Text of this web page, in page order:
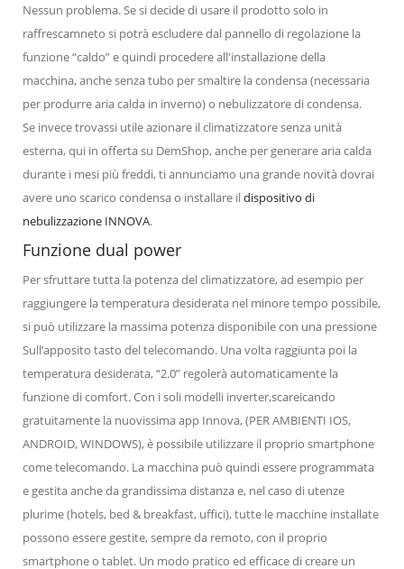
Nessun problema. Se si decide di usare il prodotto solo in
raffrescamneto si potrà escludere dal pannello di regolazione la
funzione “caldo” e quindi procedere all'installazione della
macchina, anche senza tubo per smaltire la condensa (necessaria
per produrre aria calda in inverno) o nebulizzatore di condensa.
Se invece trovassi utile azionare il climatizzatore senza unità
esterna, qui in offerta su DemShop, anche per generare aria calda
durante i mesi più freddi, ti annunciamo una grande novità dovrai
avere uno scarico condensa o installare ildispositivo di
nebulizzazione INNOVA.
Funzione dual power
Per sfruttare tutta la potenza del climatizzatore, ad esempio per
raggiungere la temperatura desiderata nel minore tempo possibile,
si può utilizzare la massima potenza disponibile con una pressione
Sull’apposito tasto del telecomando. Una volta raggiunta poi la
temperatura desiderata, “2.0” regolerà automaticamente la
funzione di comfort. Con i soli modelli inverter,scareicando
gratuitamente la nuovissima app Innova, (PER AMBIENTI IOS,
ANDROID, WINDOWS), è possibile utilizzare il proprio smartphone
come telecomando. La macchina può quindi essere programmata
e gestita anche da grandissima distanza e, nel caso di utenze
plurime (hotels, bed & breakfast, uffici), tutte le macchine installate
possono essere gestite, sempre da remoto, con il proprio
smartphone o tablet. Un modo pratico ed efficace di creare un